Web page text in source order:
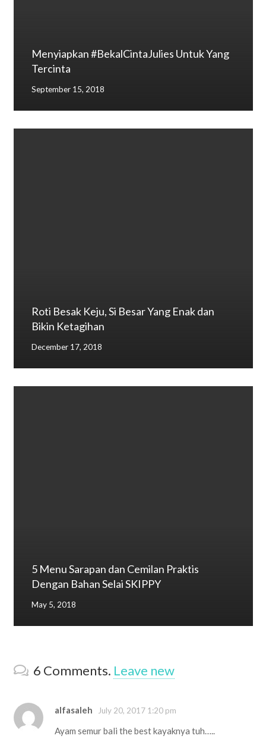
Menyiapkan #BekalCintaJulies Untuk Yang
Tercinta
September 15, 2018
Roti Besak Keju, Si Besar Yang Enak dan
Bikin Ketagihan
December 17, 2018
5 Menu Sarapan dan Cemilan Praktis
Dengan Bahan Selai SKIPPY
May 5, 2018
6 Comments. Leave new
alfasaleh July 20, 2017 1:20 pm
Ayam semur bali the best kayaknya tuh…..